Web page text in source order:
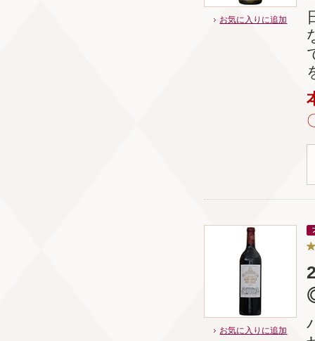
お気に入りに追加
お気に入りに追加